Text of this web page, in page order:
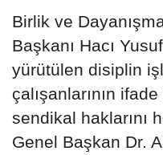
Birlik ve
Başkanı Hacı
yürütülen disiplin
çalışanlarının
sendikal haklarını
Genel Başkan Dr.